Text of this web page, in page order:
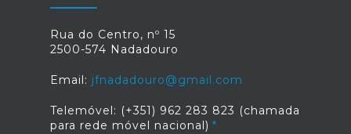
Rua do Centro, nº 15
2500-574 Nadadouro
Email: jfnadadouro@gmail.com
Telemóvel: (+351) 962 283 823 (chamada
para rede móvel nacional)